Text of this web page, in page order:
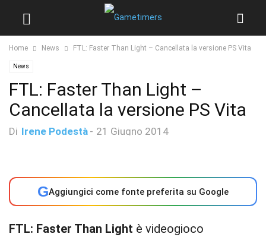
Home News FTL: Faster Than Light – Cancellata la versione PS Vita
News
FTL: Faster Than Light –
Cancellata la versione PS Vita
Di Irene Podestà - 21 Giugno 2014
GAggiungici come fonte preferita su Google
FTL: Faster Than Light è videogioco